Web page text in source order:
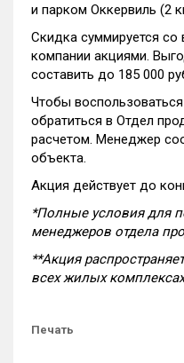
и парком Оккервиль (2
Скидка суммируется
компании акциями.
составить до 185 000
Чтобы
обратиться в Отдел
расчетом. Менеджер
объекта.
Акция действует до
*Полные условия для
менеджеров отдела
**Акция
всех жилых
Печать